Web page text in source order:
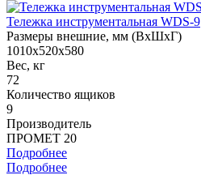
Тележка инструментальная WDS-9
Размеры внешние, мм (ВхШхГ)
1010x520x580
Вес, кг
72
Количество ящиков
9
Производитель
ПРОМЕТ 20
Подробнее
Подробнее